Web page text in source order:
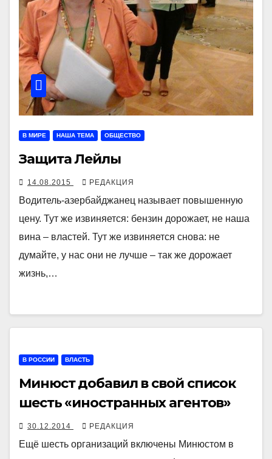
В МИРЕ НАША ТЕМА ОБЩЕСТВО
Защита Лейлы
14.08.2015 РЕДАКЦИЯ
Водитель-азербайджанец называет повышенную
цену. Тут же извиняется: бензин дорожает, не наша
вина – властей. Тут же извиняется снова: не
думайте, у нас они не лучше – так же дорожает
жизнь,…
В РОССИИ ВЛАСТЬ
Минюст добавил в свой список
шесть «иностранных агентов»
30.12.2014 РЕДАКЦИЯ
Ещё шесть организаций включены Минюстом в